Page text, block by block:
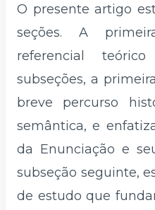
O presente artigo
seções. A
referencial
subseções, a
breve percurso
semântica, e
da Enunciação e
subseção seguinte,
de estudo que